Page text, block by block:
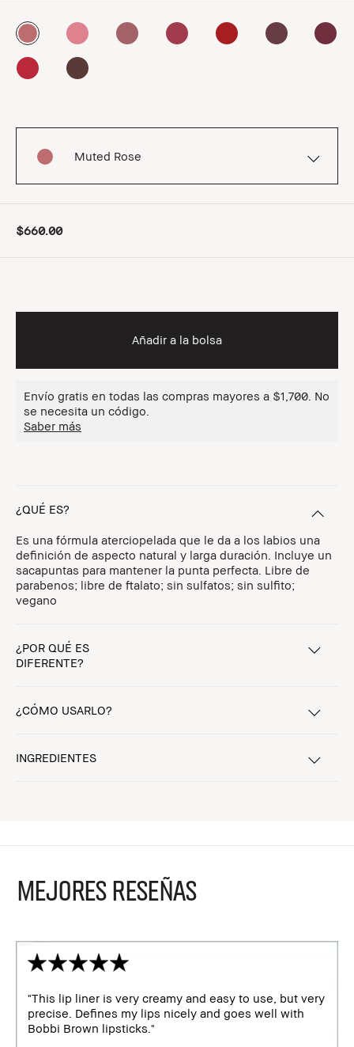
Muted Rose
$660.00
Añadir a la bolsa
Envío gratis en todas las compras mayores a $1,700. No
se necesita un código.
Saber más
¿QUÉ ES?
Es una fórmula aterciopelada que le da a los labios una
definición de aspecto natural y larga duración. Incluye un
sacapuntas para mantener la punta perfecta. Libre de
parabenos; libre de ftalato; sin sulfatos; sin sulfito;
vegano
¿POR QUÉ ES
DIFERENTE?
¿CÓMO USARLO?
INGREDIENTES
MEJORES RESEÑAS
"This lip liner is very creamy and easy to use, but very
precise. Defines my lips nicely and goes well with
Bobbi Brown lipsticks."